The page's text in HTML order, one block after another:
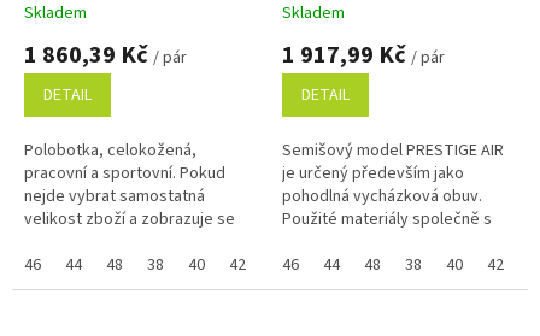
Skladem
1 860,39 Kč / pár
DETAIL
Polobotka, celokožená,
pracovní a sportovní. Pokud
nejde vybrat samostatná
velikost zboží a zobrazuje se
poznámky na konci objednávky.
Využijte...
46 44 48 38 40 42 36 39 41 43 45 37
Skladem
1 917,99 Kč / pár
DETAIL
Semišový model PRESTIGE AIR
je určený především jako
pohodlná vycházková obuv.
Použité materiály společně s
vysoký komfort při nošení a při
správné...
46 44 48 38 40 42